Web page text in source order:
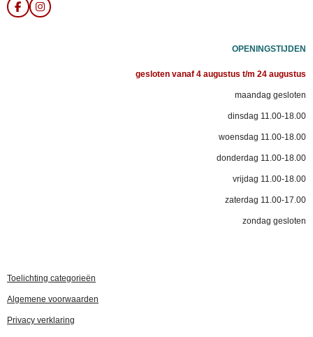
F
a
I
n
OPENINGSTIJDEN
gesloten vanaf 4 augustus t/m 24 augustus
maandag gesloten
dinsdag 11.00-18.00
woensdag 11.00-18.00
donderdag 11.00-18.00
vrijdag 11.00-18.00
zaterdag 11.00-17.00
zondag gesloten
Toelichting categorieën
Algemene voorwaarden
Privacy verklaring